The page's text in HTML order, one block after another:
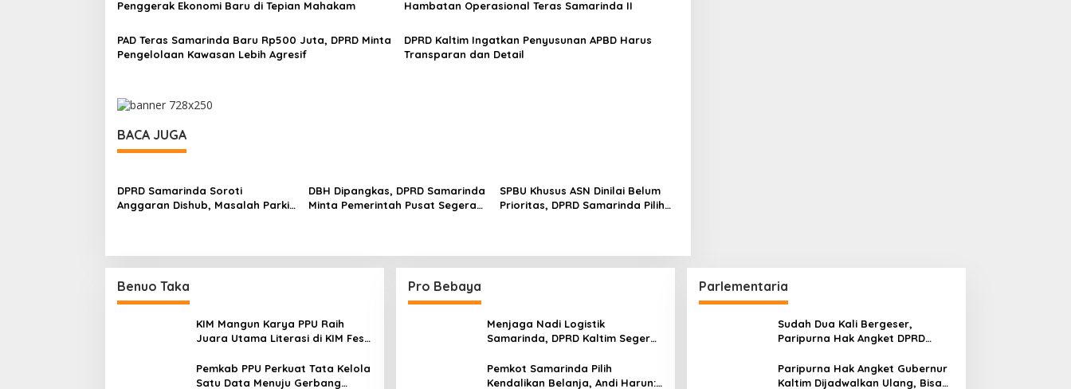
Penggerak Ekonomi Baru di Tepian Mahakam
Hambatan Operasional Teras Samarinda II
PAD Teras Samarinda Baru Rp500 Juta, DPRD Minta
Pengelolaan Kawasan Lebih Agresif
DPRD Kaltim Ingatkan Penyusunan APBD Harus
Transparan dan Detail
BACA JUGA
DPRD Samarinda Soroti
Anggaran Dishub, Masalah Parkir
DBH Dipangkas, DPRD Samarinda
Minta Pemerintah Pusat Segera
SPBU Khusus ASN Dinilai Belum
Prioritas, DPRD Samarinda Pilih
Benuo Taka
KIM Mangun Karya PPU Raih
Juara Utama Literasi di KIM Fest
Panggung Nasional
Pemkab PPU Perkuat Tata Kelola
Satu Data Menuju Gerbang
Pro Bebaya
Menjaga Nadi Logistik
Samarinda, DPRD Kaltim Segera
Pemkot Samarinda Pilih
Kendalikan Belanja, Andi Harun:
Parlementaria
Sudah Dua Kali Bergeser,
Paripurna Hak Angket DPRD
Paripurna Hak Angket Gubernur
Kaltim Dijadwalkan Ulang, Bisa